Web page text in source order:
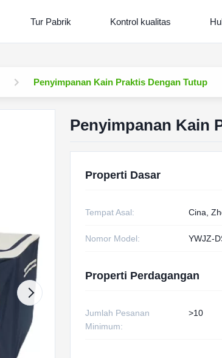
Tur Pabrik Kontrol kualitas
Penyimpanan Kain Praktis Dengan Tutup
Penyimpanan Kain
Properti Dasar
Tempat Asal: Cina,
Nomor Model: YWJZ-
Properti Perdagangan
Jumlah Pesanan
Minimum:
>10